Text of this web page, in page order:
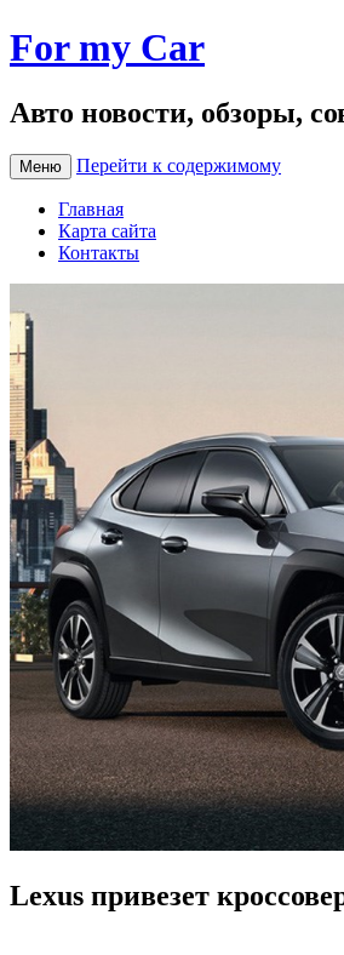
For my Car
Авто новости, обзоры,
Меню Перейти к содержимому
Главная
Карта сайта
Контакты
Lexus привезет